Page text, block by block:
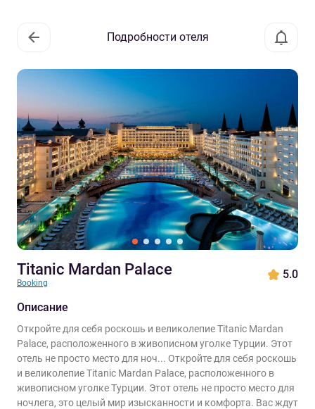
Подробности отеля
Titanic Mardan Palace
Booking
5.0
Описание
Откройте для себя роскошь и великолепие Titanic Mardan
Palace, расположенного в живописном уголке Турции. Этот
отель не просто место для ноч... Откройте для себя роскошь
и великолепие Titanic Mardan Palace, расположенного в
живописном уголке Турции. Этот отель не просто место для
ночлега, это целый мир изысканности и комфорта. Вас ждут